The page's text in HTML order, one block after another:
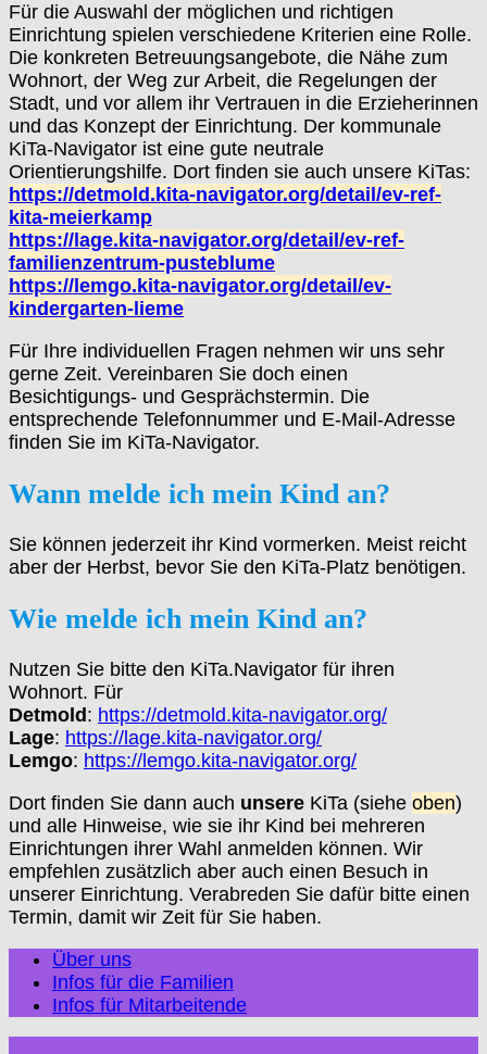
Für die Auswahl der möglichen und richtigen
Einrichtung spielen verschiedene Kriterien eine Rolle.
Die konkreten Betreuungsangebote, die Nähe zum
Wohnort, der Weg zur Arbeit, die Regelungen der
Stadt, und vor allem ihr Vertrauen in die Erzieherinnen
und das Konzept der Einrichtung. Der kommunale
KiTa-Navigator ist eine gute neutrale
Orientierungshilfe. Dort finden sie auch unsere KiTas:
https://detmold.kita-navigator.org/detail/ev-ref-
kita-meierkamp
https://lage.kita-navigator.org/detail/ev-ref-
familienzentrum-pusteblume
https://lemgo.kita-navigator.org/detail/ev-
kindergarten-lieme
Für Ihre individuellen Fragen nehmen wir uns sehr
gerne Zeit. Vereinbaren Sie doch einen
Besichtigungs- und Gesprächstermin. Die
entsprechende Telefonnummer und E-Mail-Adresse
finden Sie im KiTa-Navigator.
Wann melde ich mein Kind an?
Sie können jederzeit ihr Kind vormerken. Meist reicht
aber der Herbst, bevor Sie den KiTa-Platz benötigen.
Wie melde ich mein Kind an?
Nutzen Sie bitte den KiTa.Navigator für ihren
Wohnort. Für
Detmold : https://detmold.kita-navigator.org/
Lage: https://lage.kita-navigator.org/
Lemgo: https://lemgo.kita-navigator.org/
Dort finden Sie dann auch unsere KiTa (siehe oben)
und alle Hinweise, wie sie ihr Kind bei mehreren
Einrichtungen ihrer Wahl anmelden können. Wir
empfehlen zusätzlich aber auch einen Besuch in
unserer Einrichtung. Verabreden Sie dafür bitte einen
Termin, damit wir Zeit für Sie haben.
Über uns
Infos für die Familien
Infos für Mitarbeitende